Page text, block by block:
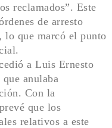
reclamados”. Este
de arresto
lo que marcó el punto
a Luis Ernesto
anulaba
Con la
que los
relativos a este